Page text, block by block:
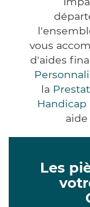
vous
d'aides
la
Handicap
Les